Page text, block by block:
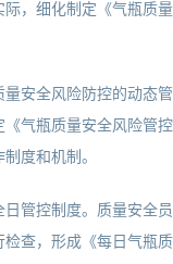
，细化制定《气瓶质量
安全风险防控的动态管
气瓶质量安全风险管控
度和机制。
管控制度。质量安全员
查，形成《每日气瓶质